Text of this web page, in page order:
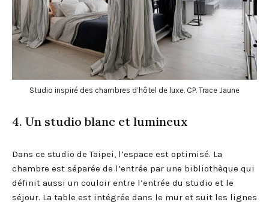
Studio inspiré des chambres d’hôtel de luxe. CP. Trace Jaune
4. Un studio blanc et lumineux
Dans ce studio de Taipei, l’espace est optimisé. La
chambre est séparée de l’entrée par une bibliothèque qui
définit aussi un couloir entre l’entrée du studio et le
séjour. La table est intégrée dans le mur et suit les lignes